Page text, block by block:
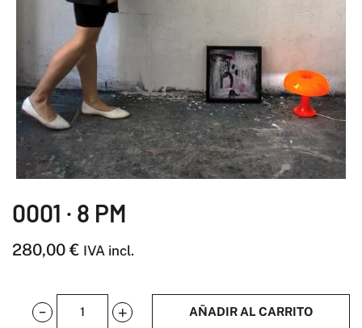
0001 · 8 PM
280,00€ IVA incl.
0001
AÑADIR AL CARRITO